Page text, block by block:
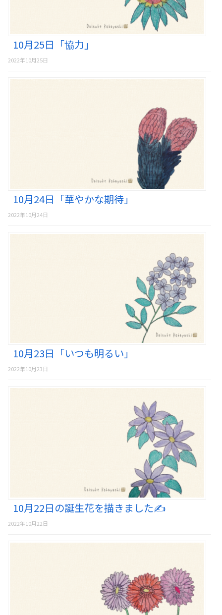
10月25日「協力」
2022年10月25日
10月24日「華やかな期待」
2022年10月24日
10月23日「いつも明るい」
2022年10月23日
10月22日の誕生花を描きました✍️
2022年10月22日